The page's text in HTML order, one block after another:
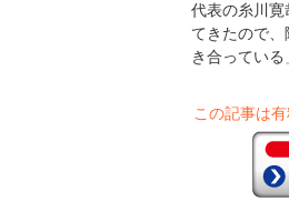
代表の糸川寛
てきたので
き合ってい
この記事は有